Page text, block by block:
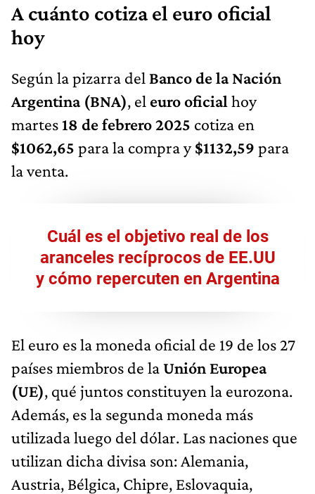
A cuánto cotiza el euro oficial
hoy
Según la pizarra del Banco de la Nación
Argentina (BNA), el euro oficial hoy
martes18 de febrero 2025 cotiza en
$1062,65 para la compra y$1132,59 para
la venta.
Cuál es el objetivo real de los
aranceles recíprocos de EE.UU
y cómo repercuten en Argentina
El euro es la moneda oficial de 19 de los 27
países miembros de laUnión Europea
(UE), qué juntos constituyen la eurozona.
Además, es la segunda moneda más
utilizada luego del dólar. Las naciones que
utilizan dicha divisa son: Alemania,
Austria, Bélgica, Chipre, Eslovaquia,